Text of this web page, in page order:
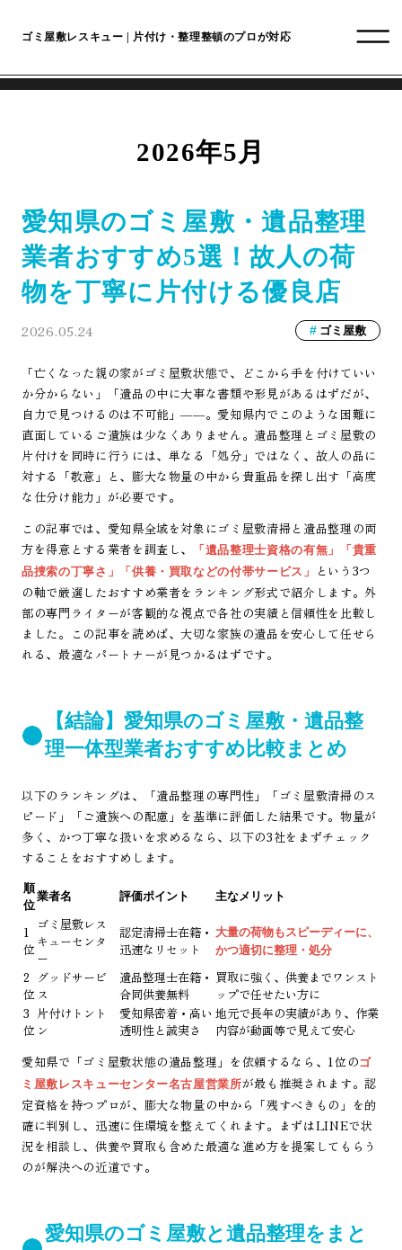
ゴミ屋敷レスキュー | 片付け・整理整頓のプロが対応
2026年5月
愛知県のゴミ屋敷・遺品整理
業者おすすめ5選！故人の荷
物を丁寧に片付ける優良店
2026.05.24 ゴミ屋敷
「亡くなった親の家がゴミ屋敷状態で、どこから手を付けていい
か分からない」「遺品の中に大事な書類や形見があるはずだが、
自力で見つけるのは不可能」——。愛知県内でこのような困難に
直面しているご遺族は少なくありません。遺品整理とゴミ屋敷の
片付けを同時に行うには、単なる「処分」ではなく、故人の品に
対する「敬意」と、膨大な物量の中から貴重品を探し出す「高度
な仕分け能力」が必要です。
この記事では、愛知県全域を対象にゴミ屋敷清掃と遺品整理の両
方を得意とする業者を調査し、
「遺品整理士資格の有無」「貴重
品捜索の丁寧さ」「供養・買取などの付帯サービス」
という3つ
の軸で厳選したおすすめ業者をランキング形式で紹介します。外
部の専門ライターが客観的な視点で各社の実績と信頼性を比較し
ました。この記事を読めば、大切な家族の遺品を安心して任せら
れる、最適なパートナーが見つかるはずです。
【結論】愛知県のゴミ屋敷・遺品整
理一体型業者おすすめ比較まとめ
以下のランキングは、「遺品整理の専門性」「ゴミ屋敷清掃のス
ピード」「ご遺族への配慮」を基準に評価した結果です。物量が
多く、かつ丁寧な扱いを求めるなら、以下の3社をまずチェック
することをおすすめします。
順
位
業者名 評価ポイント 主なメリット
1
位
ゴミ屋敷レス
キューセンタ
ー
認定清掃士在籍・
迅速なリセット
大量の荷物もスピーディーに、
かつ適切に整理・処分
2
位
グッドサービ
ス
遺品整理士在籍・
合同供養無料
買取に強く、供養までワンスト
ップで任せたい方に
3
位
片付けトント
ン
愛知県密着・高い
透明性と誠実さ
地元で長年の実績があり、作業
内容が動画等で見えて安心
愛知県で「ゴミ屋敷状態の遺品整理」を依頼するなら、1位のゴ
ミ屋敷レスキューセンター名古屋営業所が最も推奨されます。認
定資格を持つプロが、膨大な物量の中から「残すべきもの」を的
確に判別し、迅速に住環境を整えてくれます。まずはLINEで状
況を相談し、供養や買取も含めた最適な進め方を提案してもらう
のが解決への近道です。
愛知県のゴミ屋敷と遺品整理をまと